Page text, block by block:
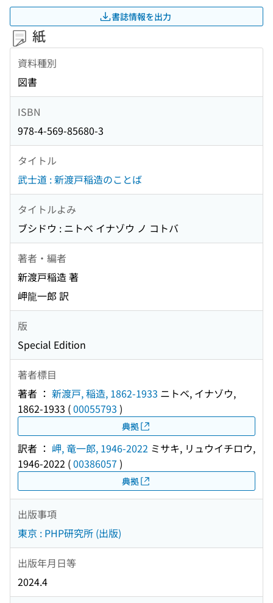
書誌情報を出力
紙
資料種別
図書
ISBN
978-4-569-85680-3
タイトル
武士道 : 新渡戸稲造のことば
タイトルよみ
ブシドウ : ニトベ イナゾウ ノ コトバ
著者・編者
新渡戸稲造 著
岬龍一郎 訳
版
Special Edition
著者標目
著者 ： 新渡戸, 稲造, 1862-1933 ニトベ, イナゾウ,
1862-1933 (00055793 )
典拠
訳者 ： 岬, 竜一郎, 1946-2022 ミサキ, リュウイチロウ,
1946-2022 (00386057 )
典拠
出版事項
東京 : PHP研究所 (出版)
出版年月日等
2024.4